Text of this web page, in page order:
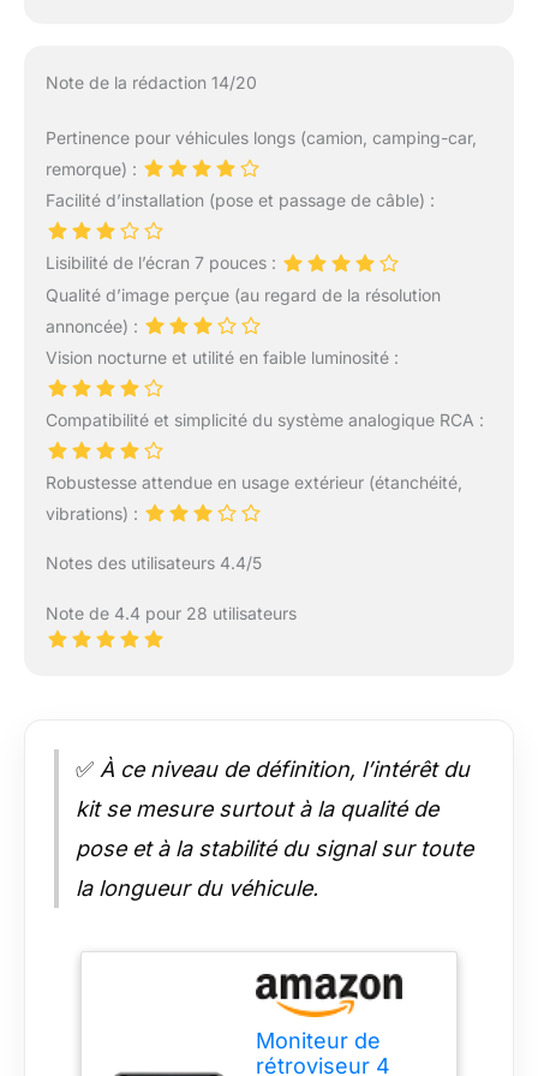
Note de la rédaction 14/20
Pertinence pour véhicules longs (camion, camping-car,
remorque) :
Facilité d’installation (pose et passage de câble) :
Lisibilité de l’écran 7 pouces :
Qualité d’image perçue (au regard de la résolution
annoncée) :
Vision nocturne et utilité en faible luminosité :
Compatibilité et simplicité du système analogique RCA :
Robustesse attendue en usage extérieur (étanchéité,
vibrations) :
Notes des utilisateurs 4.4/5
Note de 4.4 pour 28 utilisateurs
✅ À ce niveau de définition, l’intérêt du
kit se mesure surtout à la qualité de
pose et à la stabilité du signal sur toute
la longueur du véhicule.
Moniteur de
rétroviseur 4